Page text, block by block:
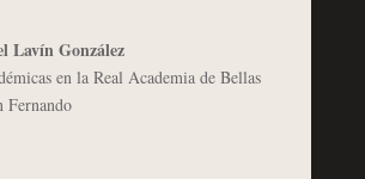
Lavín González
en la Real Academia de Bellas
Fernando